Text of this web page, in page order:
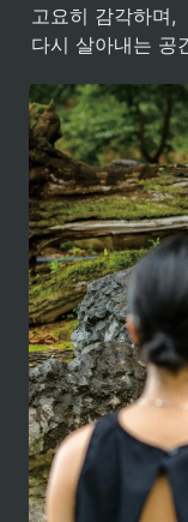
고요히 감각하며,
다시 살아내는 공